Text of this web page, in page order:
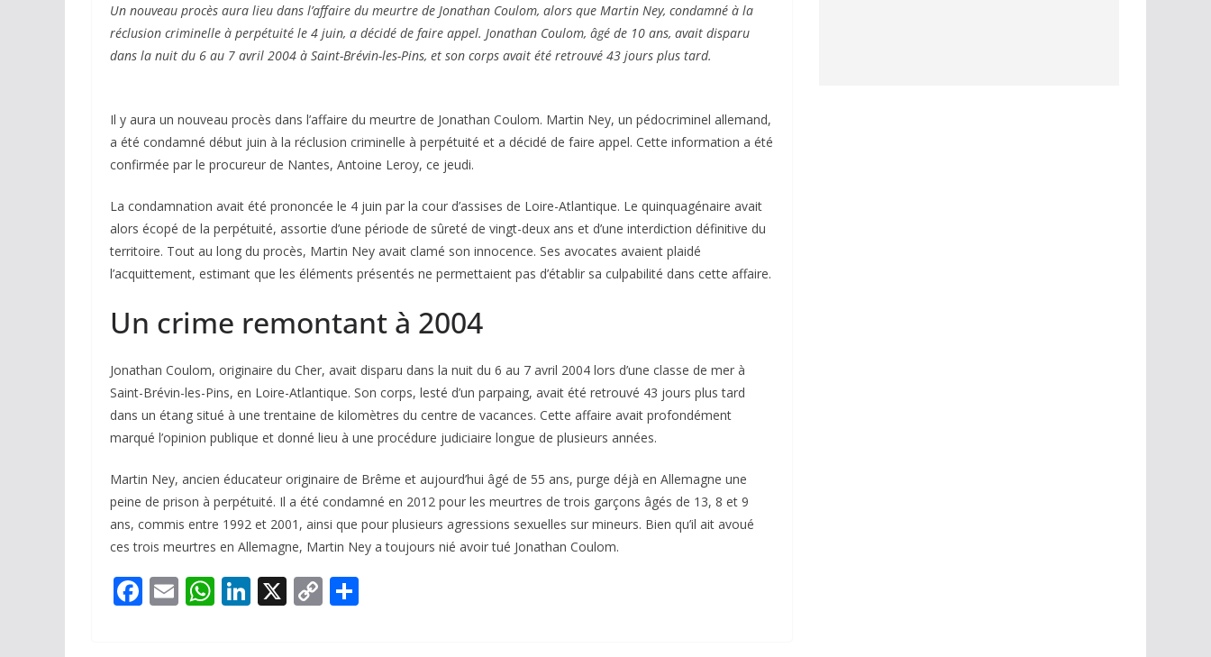
Un nouveau procès aura lieu dans l’affaire du meurtre de Jonathan Coulom, alors que Martin Ney, condamné à la
réclusion criminelle à perpétuité le 4 juin, a décidé de faire appel. Jonathan Coulom, âgé de 10 ans, avait disparu
dans la nuit du 6 au 7 avril 2004 à Saint-Brévin-les-Pins, et son corps avait été retrouvé 43 jours plus tard.
Il y aura un nouveau procès dans l’affaire du meurtre de Jonathan Coulom. Martin Ney, un pédocriminel allemand,
a été condamné début juin à la réclusion criminelle à perpétuité et a décidé de faire appel. Cette information a été
confirmée par le procureur de Nantes, Antoine Leroy, ce jeudi.
La condamnation avait été prononcée le 4 juin par la cour d’assises de Loire-Atlantique. Le quinquagénaire avait
alors écopé de la perpétuité, assortie d’une période de sûreté de vingt-deux ans et d’une interdiction définitive du
territoire. Tout au long du procès, Martin Ney avait clamé son innocence. Ses avocates avaient plaidé
l’acquittement, estimant que les éléments présentés ne permettaient pas d’établir sa culpabilité dans cette affaire.
Un crime remontant à 2004
Jonathan Coulom, originaire du Cher, avait disparu dans la nuit du 6 au 7 avril 2004 lors d’une classe de mer à
Saint-Brévin-les-Pins, en Loire-Atlantique. Son corps, lesté d’un parpaing, avait été retrouvé 43 jours plus tard
dans un étang situé à une trentaine de kilomètres du centre de vacances. Cette affaire avait profondément
marqué l’opinion publique et donné lieu à une procédure judiciaire longue de plusieurs années.
Martin Ney, ancien éducateur originaire de Brême et aujourd’hui âgé de 55 ans, purge déjà en Allemagne une
peine de prison à perpétuité. Il a été condamné en 2012 pour les meurtres de trois garçons âgés de 13, 8 et 9
ans, commis entre 1992 et 2001, ainsi que pour plusieurs agressions sexuelles sur mineurs. Bien qu’il ait avoué
ces trois meurtres en Allemagne, Martin Ney a toujours nié avoir tué Jonathan Coulom.
F E W Li X C